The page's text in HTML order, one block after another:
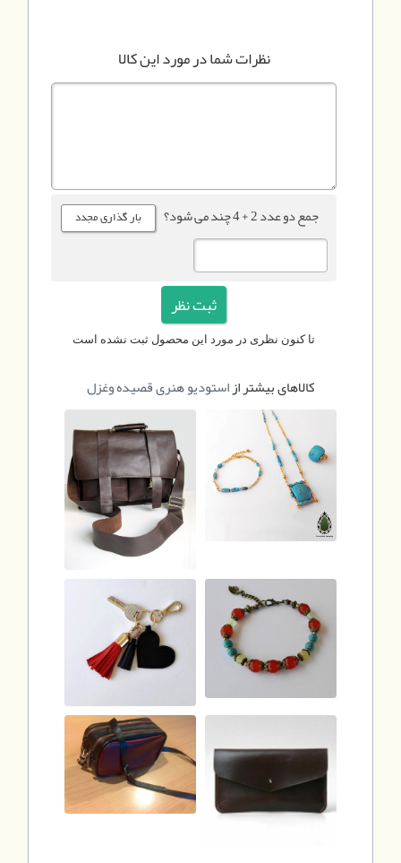
نظرات شما در مورد این کالا
جمع دو عدد 2 + 4 چند می شود؟
تا کنون نظری در مورد این محصول ثبت نشده است
کالاهای بیشتر ازاستودیو هنری قصیده وغزل